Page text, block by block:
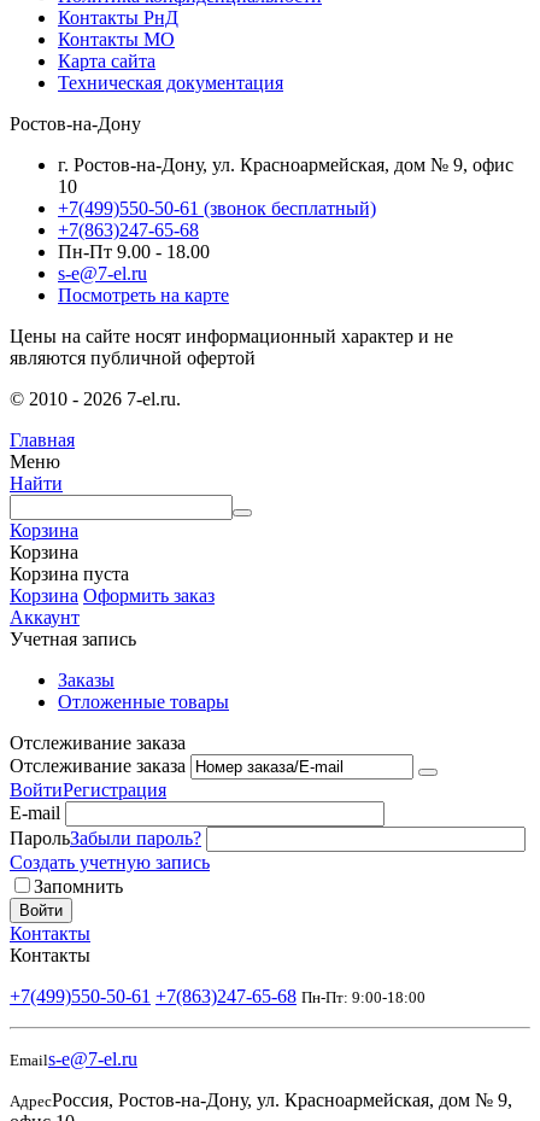
Контакты РнД
Контакты МО
Карта сайта
Техническая документация
Ростов-на-Дону
г. Ростов-на-Дону, ул. Красноармейская, дом № 9, офис
10
+7(499)550-50-61 (звонок бесплатный)
+7(863)247-65-68
Пн-Пт 9.00 - 18.00
s-e@7-el.ru
Посмотреть на карте
Цены на сайте носят информационный характер и не
являются публичной офертой
© 2010 - 2026 7-el.ru.
Главная
Меню
Найти
Корзина
Корзина
Корзина пуста
Корзина Оформить заказ
Аккаунт
Учетная запись
Заказы
Отложенные товары
Отслеживание заказа
Отслеживание заказа
ВойтиРегистрация
E-mail
ПарольЗабыли пароль?
Создать учетную запись
Запомнить
Войти
Контакты
Контакты
+7(499)550-50-61 +7(863)247-65-68 Пн-Пт: 9:00-18:00
Emails-e@7-el.ru
АдресРоссия, Ростов-на-Дону, ул. Красноармейская, дом № 9,